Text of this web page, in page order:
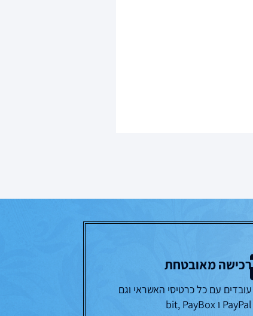
הרב שג"ר כתבים
הרבנית ימימה מזרחי
הריון ולידה
זוגיות
חברה ומדינה
רכישה מאובטחת
עובדים עם כל כרטיסי האשראי וגם
PayPal ו bit, PayBox